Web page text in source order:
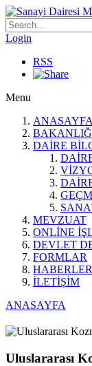
Login
RSS
Menu
ANASAYFA
DAİRE
MEVZUAT
ONLİNE
DEVLET
FORMLAR
HABERLER
İLETİŞİM
ANASAYFA
Uluslararası